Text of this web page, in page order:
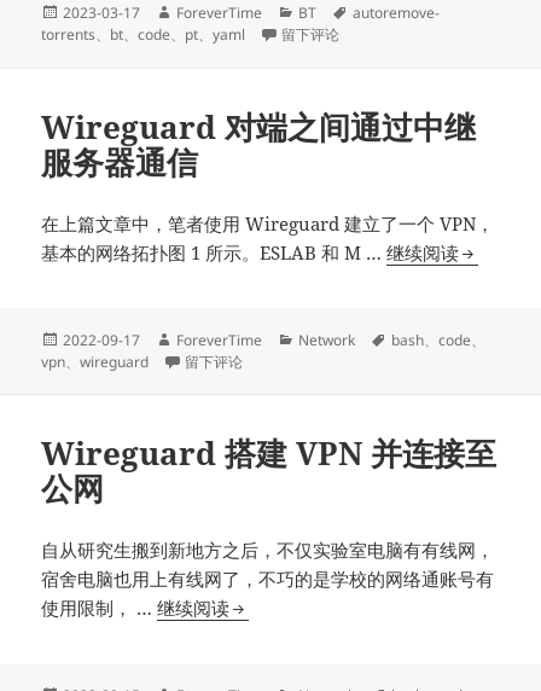
发
布
2023-03-17
作
者
ForeverTime
分
类
BT
标
autoremove-
torrents、 bt、code、 pt、yaml 于PT 之 AutoRemove-Torrents
留下评论
Wireguard 对端之间通过中继
服务器通信
在上篇文章中，笔者使用 Wireguard 建立了一个 VPN，
基本的网络拓扑图 1 所示。ESLAB 和 M …继续阅读
之
中
务
器
发
布
2022-09-17
作
者
ForeverTime
分
Network
标
bash、code、
vpn、wireguard 于Wireguard 对端之间通过中继服务器通信
留下评论
Wireguard 搭建 VPN 并连接至
公网
自从研究生搬到新地方之后，不仅实验室电脑有有线网，
宿舍电脑也用上有线网了，不巧的是学校的网络通账号有
使用限制， …继续阅读Wireguard